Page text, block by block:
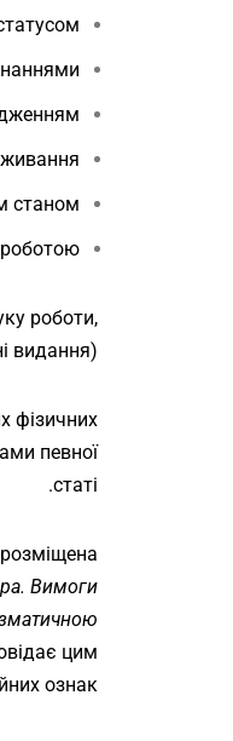
станом;
роботи,
видання).
фізичних
певної
статі.
Вимоги
цим
ознак.